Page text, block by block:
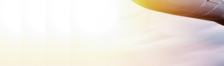
深
报
商品